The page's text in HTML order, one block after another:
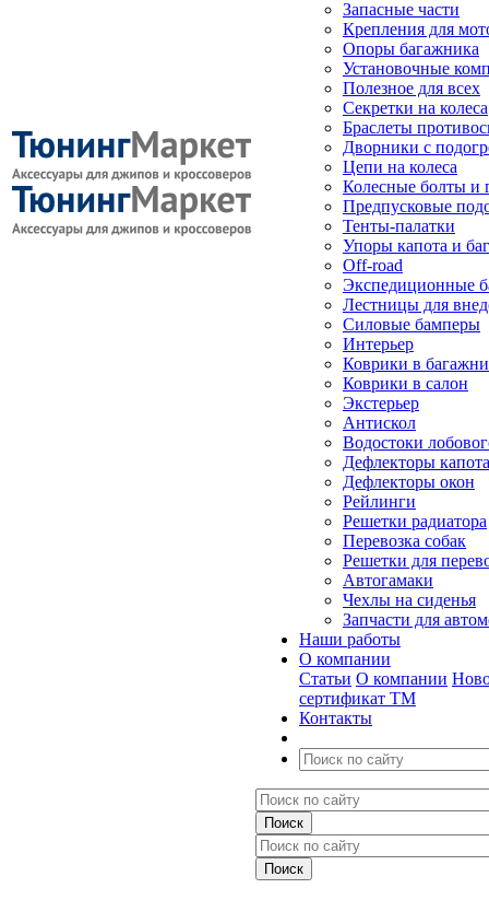
Запасные части
Крепления для
Опоры багажника
Установочные
Полезное для всех
Секретки на колеса
Браслеты
Дворники с
Цепи на колеса
Колесные болты и
Предпусковые
Тенты-палатки
Упоры капота и
Off-road
Экспедиционные
Лестницы для
Силовые бамперы
Интерьер
Коврики в
Коврики в салон
Экстерьер
Антискол
Водостоки
Дефлекторы капота
Дефлекторы окон
Рейлинги
Решетки радиатора
Перевозка собак
Решетки для
Автогамаки
Чехлы на сиденья
Запчасти для
Наши работы
О компании
Статьи О компании
сертификат ТМ
Контакты